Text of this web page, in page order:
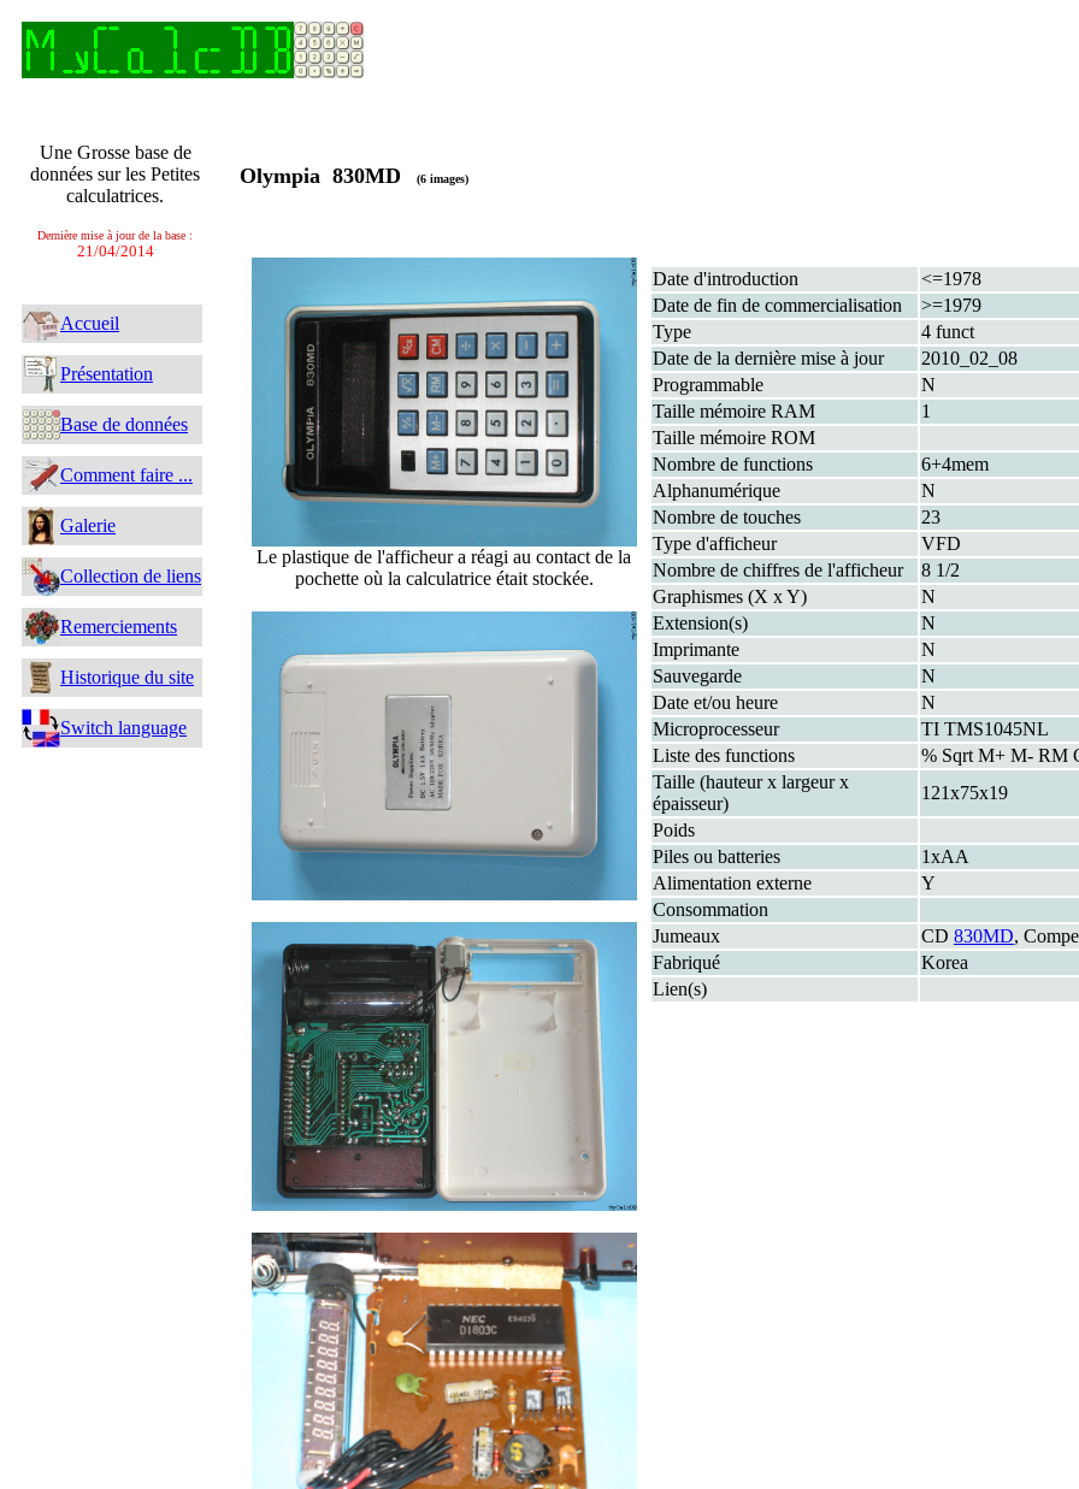
Une Grosse base de
données sur les Petites
calculatrices.
Dernière mise à jour de la base :
21/04/2014
Accueil
Présentation
Base de données
Comment faire ...
Galerie
Collection de liens
Remerciements
Historique du site
Switch language
Olympia 830MD (6 images)
Le plastique de l'afficheur a réagi au contact de la
pochette où la calculatrice était stockée.
Date d'introduction
<=1978
Date de fin de commercialisation
>=1979
Type
4 funct
Date de la dernière mise à jour
2010_02_08
Programmable
N
Taille mémoire RAM
1
Taille mémoire ROM
Nombre de functions
6+4mem
Alphanumérique
N
Nombre de touches
23
Type d'afficheur
VFD
Nombre de chiffres de l'afficheur
8 1/2
Graphismes (X x Y)
N
Extension(s)
N
Imprimante
N
Sauvegarde
N
Date et/ou heure
N
Microprocesseur
TI TMS1045NL
Liste des functions
% Sqrt M+ M- RM
Taille (hauteur x largeur x
épaisseur)
121x75x19
Poids
Piles ou batteries
1xAA
Alimentation externe
Y
Consommation
Jumeaux
CD 830MD,
Fabriqué
Korea
Lien(s)